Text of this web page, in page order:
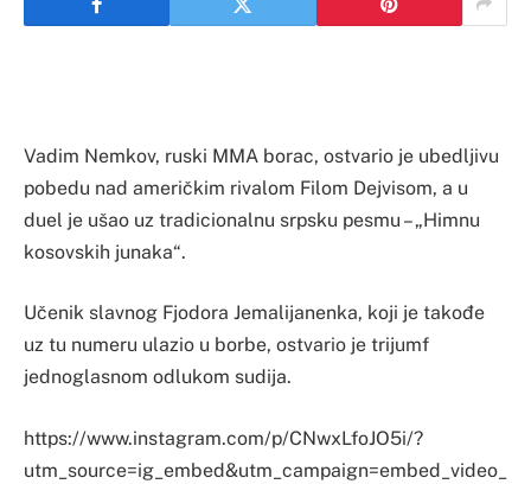
Vadim Nemkov, ruski MMA borac, ostvario je ubedljivu
pobedu nad američkim rivalom Filom Dejvisom, a u
duel je ušao uz tradicionalnu srpsku pesmu – „Himnu
kosovskih junaka“.
Učenik slavnog Fjodora Jemalijanenka, koji je takođe
uz tu numeru ulazio u borbe, ostvario je trijumf
jednoglasnom odlukom sudija.
https://www.instagram.com/p/CNwxLfoJO5i/?
utm_source=ig_embed&utm_campaign=embed_video_